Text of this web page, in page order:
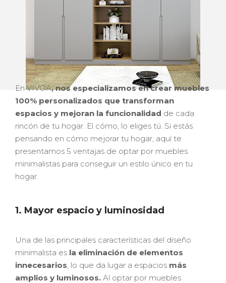
En VIVOA, nos especializamos en crear muebles
100% personalizados que transforman
espacios y mejoran la funcionalidad de cada
rincón de tu hogar. El cómo, lo eliges tú. Si estás
pensando en cómo mejorar tu hogar, aquí te
presentamos 5 ventajas de optar por muebles
minimalistas para conseguir un estilo único en tu
hogar.
1. Mayor espacio y luminosidad
Una de las principales características del diseño
minimalista es la eliminación de elementos
innecesarios , lo que da lugar a espacios más
amplios y luminosos. Al optar por muebles